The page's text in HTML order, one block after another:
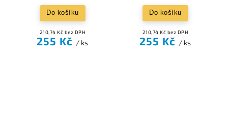
210,74 Kč bez DPH
255 Kč / ks
Do košíku
210,74 Kč bez DPH
255 Kč / ks
Do košíku